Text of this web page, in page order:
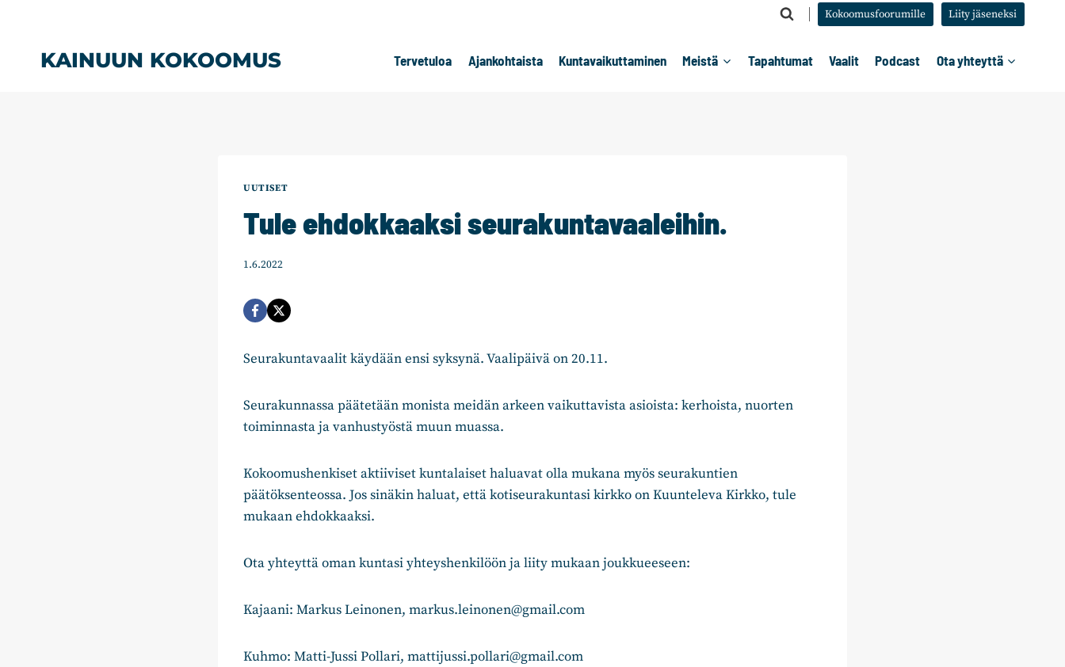
Kokoomusfoorumille Liity jäseneksi
KAINUUN KOKOOMUS Tervetuloa Ajankohtaista Kuntavaikuttaminen Meistä Tapahtumat Vaalit Podcast Ota yhteyttä
UUTISET
Tule ehdokkaaksi seurakuntavaaleihin.
1.6.2022
Seurakuntavaalit käydään ensi syksynä. Vaalipäivä on 20.11.
Seurakunnassa päätetään monista meidän arkeen vaikuttavista asioista: kerhoista, nuorten
toiminnasta ja vanhustyöstä muun muassa.
Kokoomushenkiset aktiiviset kuntalaiset haluavat olla mukana myös seurakuntien
päätöksenteossa. Jos sinäkin haluat, että kotiseurakuntasi kirkko on Kuunteleva Kirkko, tule
mukaan ehdokkaaksi.
Ota yhteyttä oman kuntasi yhteyshenkilöön ja liity mukaan joukkueeseen:
Kajaani: Markus Leinonen, markus.leinonen@gmail.com
Kuhmo: Matti-Jussi Pollari, mattijussi.pollari@gmail.com